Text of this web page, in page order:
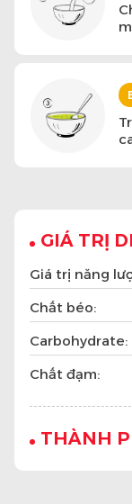
GIÁ TRỊ
Giá trị năng
Chất béo:
Carbohydrate:
Chất đạm:
THÀNH